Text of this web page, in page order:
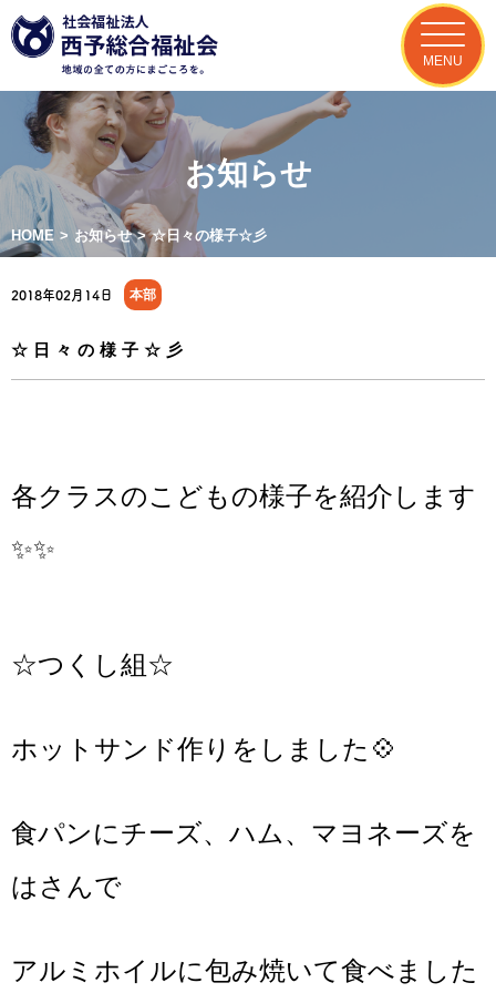
MENU
お知らせ
HOME > お知らせ > ☆日々の様子☆彡
2018年02月14日 本部
☆日々の様子☆彡
各クラスのこどもの様子を紹介します
✨✨
☆つくし組☆
ホットサンド作りをしました💠
食パンにチーズ、ハム、マヨネーズを
はさんで
アルミホイルに包み焼いて食べました